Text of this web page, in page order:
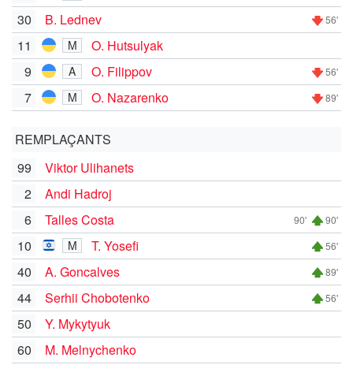
30
B. Lednev 56'
11 M
O. Hutsulyak
9
A O. Filippov 56'
7 M O. Nazarenko 89'
REMPLAÇANTS
99
Viktor Ulihanets
2
Andi Hadroj
6
Talles Costa 90' 90'
10 M T. Yosefi 56'
40 A. Goncalves 89'
44 Serhii Chobotenko 56'
50
Y. Mykytyuk
60
M. Melnychenko